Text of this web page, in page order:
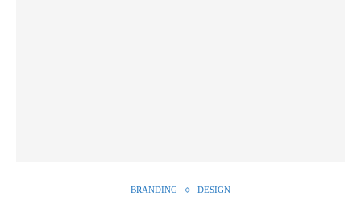
BRANDING DESIGN